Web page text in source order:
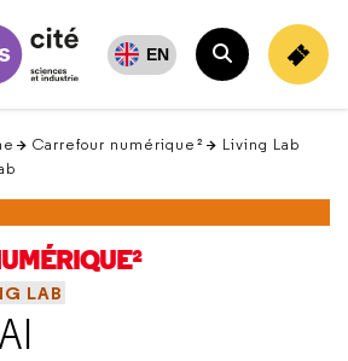
EN
Rechercher
Carrefour numérique²
Living Lab
LAB